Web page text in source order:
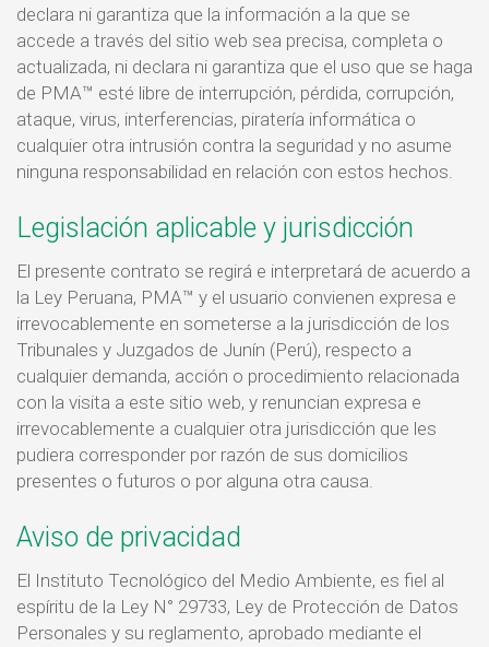
declara ni garantiza que la información a la que se
accede a través del sitio web sea precisa, completa o
actualizada, ni declara ni garantiza que el uso que se haga
de PMA™ esté libre de interrupción, pérdida, corrupción,
ataque, virus, interferencias, piratería informática o
cualquier otra intrusión contra la seguridad y no asume
ninguna responsabilidad en relación con estos hechos.
Legislación aplicable y jurisdicción
El presente contrato se regirá e interpretará de acuerdo a
la Ley Peruana, PMA™ y el usuario convienen expresa e
irrevocablemente en someterse a la jurisdicción de los
Tribunales y Juzgados de Junín (Perú), respecto a
cualquier demanda, acción o procedimiento relacionada
con la visita a este sitio web, y renuncian expresa e
irrevocablemente a cualquier otra jurisdicción que les
pudiera corresponder por razón de sus domicilios
presentes o futuros o por alguna otra causa.
Aviso de privacidad
El Instituto Tecnológico del Medio Ambiente, es fiel al
espíritu de la Ley N° 29733, Ley de Protección de Datos
Personales y su reglamento, aprobado mediante el